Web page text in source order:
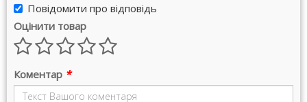
Повідомити про відповідь
Оцінити товар
Коментар *